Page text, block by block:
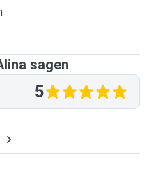
sagen
5